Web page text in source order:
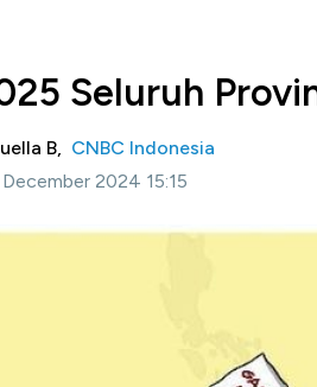
Seluruh
B, CNBC Indonesia
December 2024 15:15